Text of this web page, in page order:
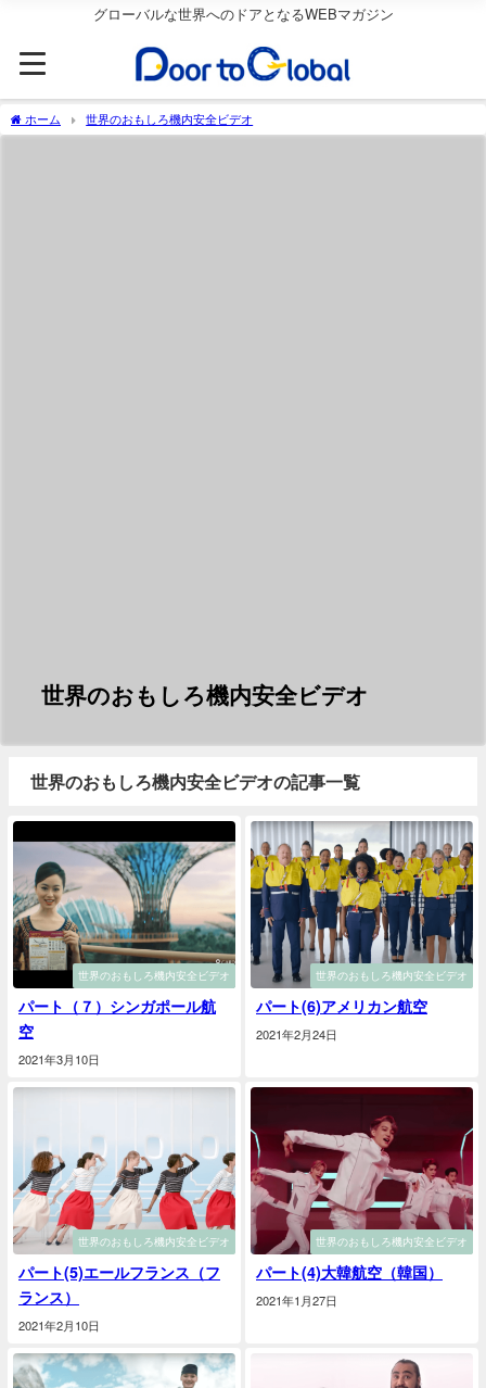
グローバルな世界へのドアとなるWEBマガジン
ホーム 世界のおもしろ機内安全ビデオ
世界のおもしろ機内安全ビデオ
世界のおもしろ機内安全ビデオの記事一覧
世界のおもしろ機内安全ビデオ
パート（７）シンガポール航
空
2021年3月10日
世界のおもしろ機内安全ビデオ
パート(6)アメリカン航空
2021年2月24日
世界のおもしろ機内安全ビデオ
パート(5)エールフランス（フ
ランス）
2021年2月10日
世界のおもしろ機内安全ビデオ
パート(4)大韓航空（韓国）
2021年1月27日